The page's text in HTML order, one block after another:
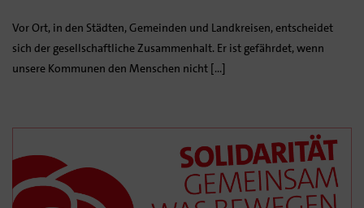
Vor Ort, in den Städten, Gemeinden und Landkreisen, entscheidet
sich der gesellschaftliche Zusammenhalt. Er ist gefährdet, wenn
unsere Kommunen den Menschen nicht […]